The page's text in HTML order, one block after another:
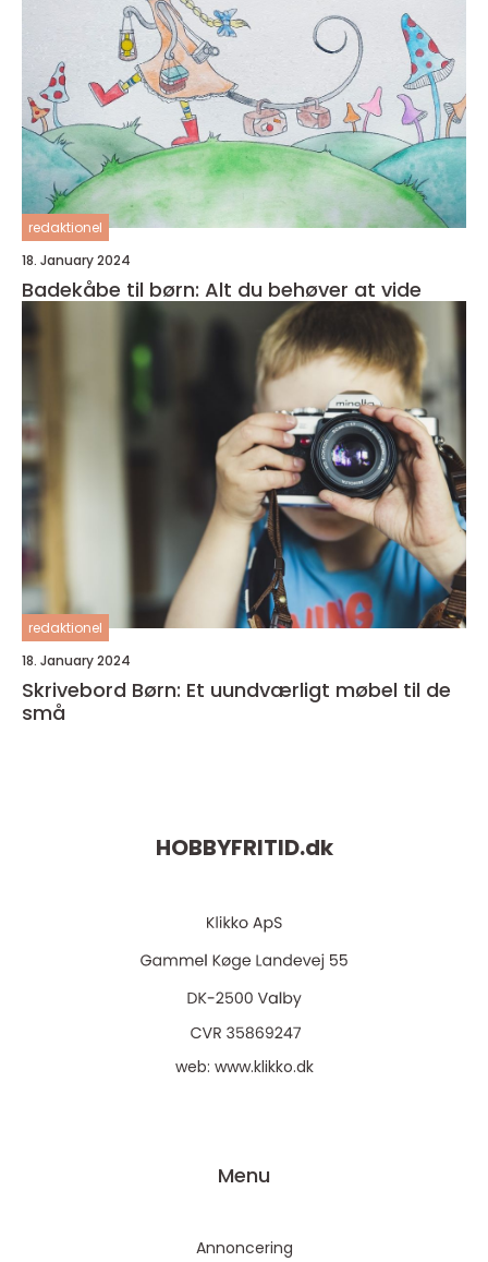
redaktionel
18. January 2024
Badekåbe til børn: Alt du behøver at vide
redaktionel
18. January 2024
Skrivebord Børn: Et uundværligt møbel til de
små
HOBBYFRITID.dk
web: www.klikko.dk
Menu
Annoncering